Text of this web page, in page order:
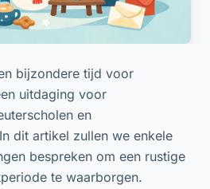
bijzondere tijd voor
uitdaging voor
en
dit artikel zullen we enkele
bespreken om een rustige
te waarborgen.